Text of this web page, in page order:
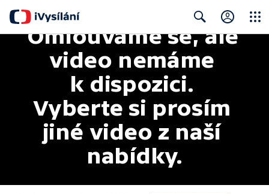
Search
Omlouváme se, ale
video nemáme
k dispozici.
Vyberte si prosím
jiné video z naší
nabídky.